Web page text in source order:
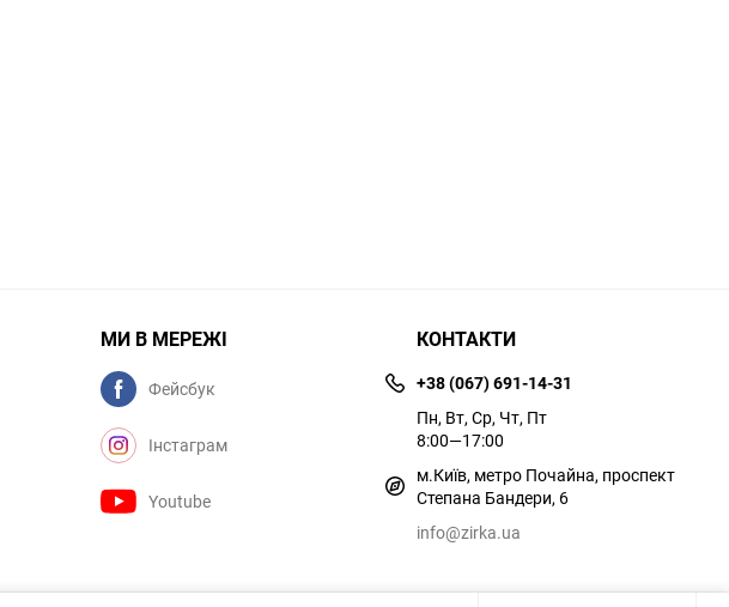
МИ В МЕРЕЖІ
Фейсбук
Інстаграм
Youtube
КОНТАКТИ
+38 (067) 691-14-31
Пн, Вт, Ср, Чт, Пт
8:00—17:00
м.Київ, метро Почайна, проспект
Степана Бандери, 6
info@zirka.ua